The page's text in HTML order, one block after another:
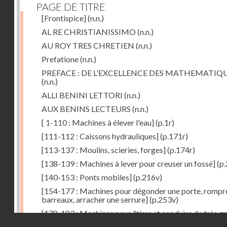
PAGE DE TITRE
[Frontispice](n.n.)
AL RE CHRISTIANISSIMO (n.n.)
AU ROY TRES CHRETIEN (n.n.)
Prefatione(n.n.)
PREFACE : DE L'EXCELLENCE DES
(n.n.)
ALLI BENINI LETTORI (n.n.)
AUX BENINS LECTEURS (n.n.)
[ 1-110 : Machines à élever l'eau](p.1r)
[111-112 : Caissons hydrauliques](p.171r)
[113-137 : Moulins, scieries, forges](p.174r)
[138-139 : Machines à lever pour creuser un fossé]
[140-153 : Ponts mobiles](p.216v)
[154-177 : Machines pour dégonder une porte,
barreaux, arracher une serrure](p.253v)
[178-183 : Machines pour "tirer et conduire de très